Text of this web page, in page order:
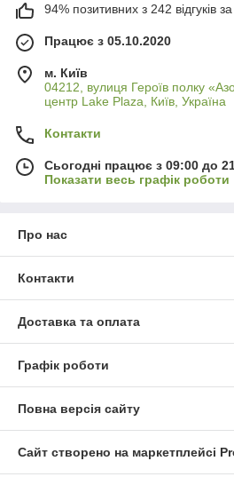
94% позитивних з 242 відгуків за
Працює з 05.10.2020
м. Київ
04212, вулиця Героїв полку
центр Lake Plaza, Київ, Україна
Контакти
Сьогодні працює з 09:00 до
Показати весь графік роботи
Про нас
Контакти
Доставка та оплата
Графік роботи
Повна версія сайту
Сайт створено на маркетплейсі